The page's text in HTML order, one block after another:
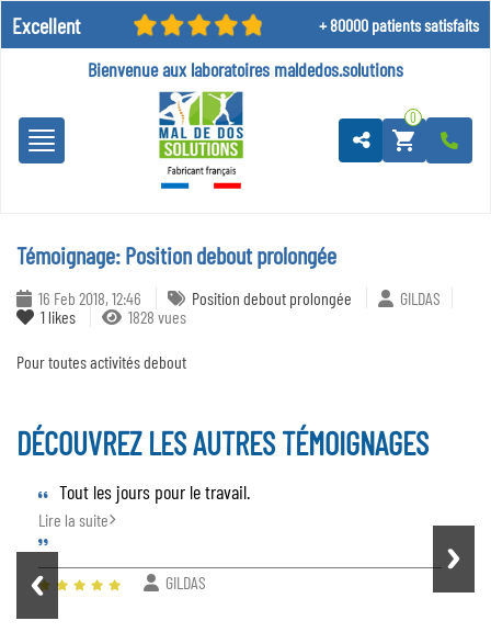
Excellent + 80000 patients satisfaits
Bienvenue aux laboratoires maldedos.solutions
shopping_cart
0
Témoignage: Position debout prolongée
16 Feb 2018, 12:46 Position debout prolongée
GILDAS
1likes 1828 vues
Pour toutes activités debout
DÉCOUVREZ LES AUTRES TÉMOIGNAGES
Tout les jours pour le travail.
Lire la suite
GILDAS